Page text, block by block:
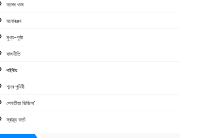
বতৰৰ খবৰ
মনোৰঞ্জন
মুখ্য-পৃষ্ঠা
ৰাজনীতি
ৰাষ্ট্ৰীয়
শব্দৰ পৃথিবী
শেহতীয়া ভিডিঅ’
স্বাস্থ্য বাৰ্তা